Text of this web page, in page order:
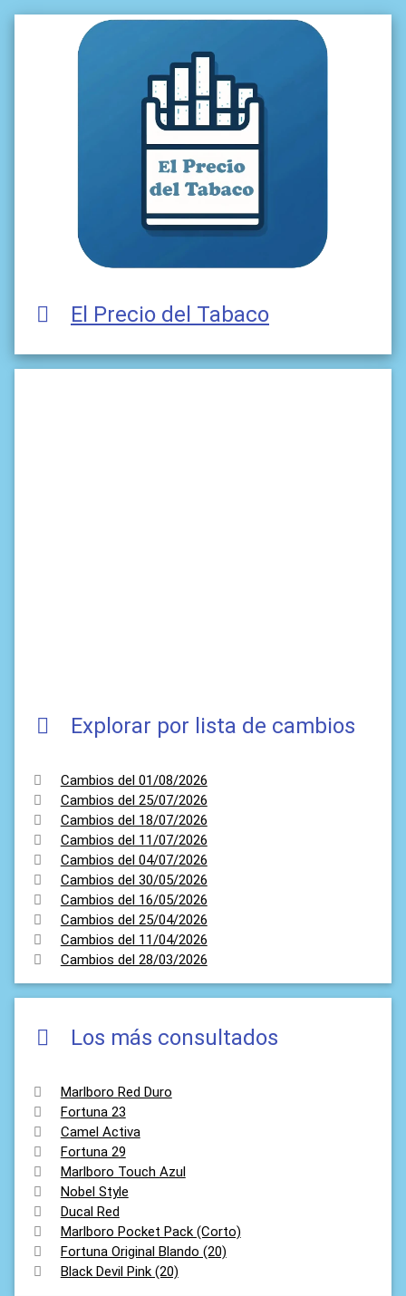
El Precio del Tabaco
Explorar por lista de cambios
Cambios del 01/08/2026
Cambios del 25/07/2026
Cambios del 18/07/2026
Cambios del 11/07/2026
Cambios del 04/07/2026
Cambios del 30/05/2026
Cambios del 16/05/2026
Cambios del 25/04/2026
Cambios del 11/04/2026
Cambios del 28/03/2026
Los más consultados
Marlboro Red Duro
Fortuna 23
Camel Activa
Fortuna 29
Marlboro Touch Azul
Nobel Style
Ducal Red
Marlboro Pocket Pack (Corto)
Fortuna Original Blando (20)
Black Devil Pink (20)